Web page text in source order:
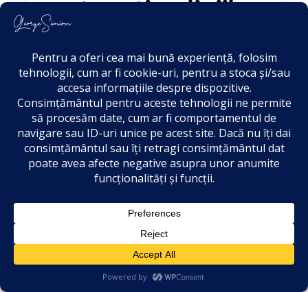
pot susține liniile
situația din
municipiul
București, o nouă
întrebare
pentru domnul
Alexandru Rafila,
ministrul